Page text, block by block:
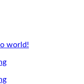
world!